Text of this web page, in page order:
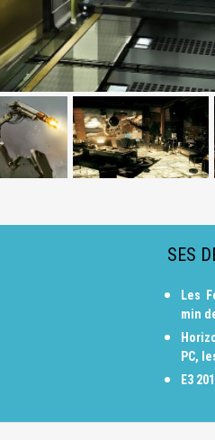
SES
Les
min
PC,
E3